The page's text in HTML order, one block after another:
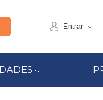
Entrar
IDADES